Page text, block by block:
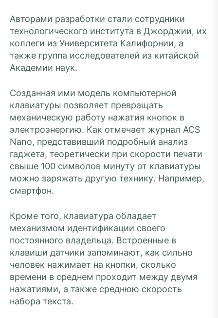
Авторами разработки стали сотрудники
технологического института в Джорджии, их
коллеги из Университета Калифорнии, а
также группа исследователей из китайской
Академии наук.
Созданная ими модель компьютерной
клавиатуры позволяет превращать
механическую работу нажатия кнопок в
электроэнергию. Как отмечает журнал ACS
Nano, представивший подробный анализ
гаджета, теоретически при скорости печати
свыше 100 символов минуту от клавиатуры
можно заряжать другую технику. Например,
смартфон.
Кроме того, клавиатура обладает
механизмом идентификации своего
постоянного владельца. Встроенные в
клавиши датчики запоминают, как сильно
человек нажимает на кнопки, сколько
времени в среднем проходит между двумя
нажатиями, а также среднюю скорость
набора текста.